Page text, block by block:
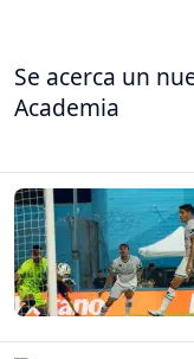
Se acerca un
Academia